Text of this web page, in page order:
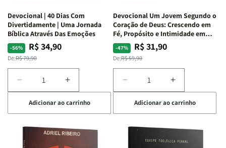
Devocional | 40 Dias Com
Divertidamente | Uma Jornada
Bíblica Através Das Emoções
-56%
Preço
normal
De:R$ 79,90
Preço
promocional
R$ 34,90
Diminuir
a
quantidade
de
Devocional
Aumentar
a
quantidade
de
Devocional
|
Adicionar ao carrinho
Devocional Um Jovem Segundo o
Coração de Deus: Crescendo em
Fé, Propósito e Intimidade em
Deus
-47%
Preço
normal
De:R$ 59,90
Preço
promocional
R$ 31,90
Diminuir
a
quantidade
de
Devocional
Aumentar
a
quantidade
de
Devocional
Adicionar ao carrinho